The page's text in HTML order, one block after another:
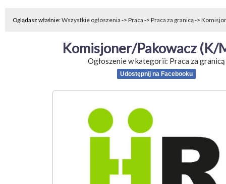
Oglądasz właśnie:Wszystkie ogłoszenia -> Praca -> Praca za granicą->
Komisjoner/Pakowacz (K/
Ogłoszenie w kategorii: Praca za granicą
Udostępnij na Facebooku